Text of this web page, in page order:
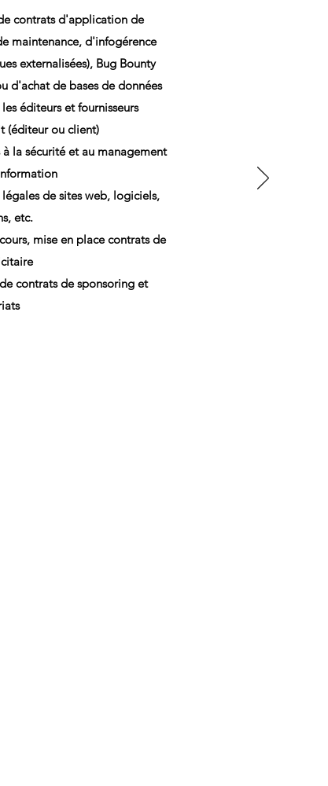
contrats d'application de
maintenance, d'infogérence
externalisées), Bug Bounty
d'achat de bases de données
éditeurs et fournisseurs
(éditeur ou client)
la sécurité et au management
de sites web, logiciels,
etc.
mise en place contrats de
contrats de sponsoring et